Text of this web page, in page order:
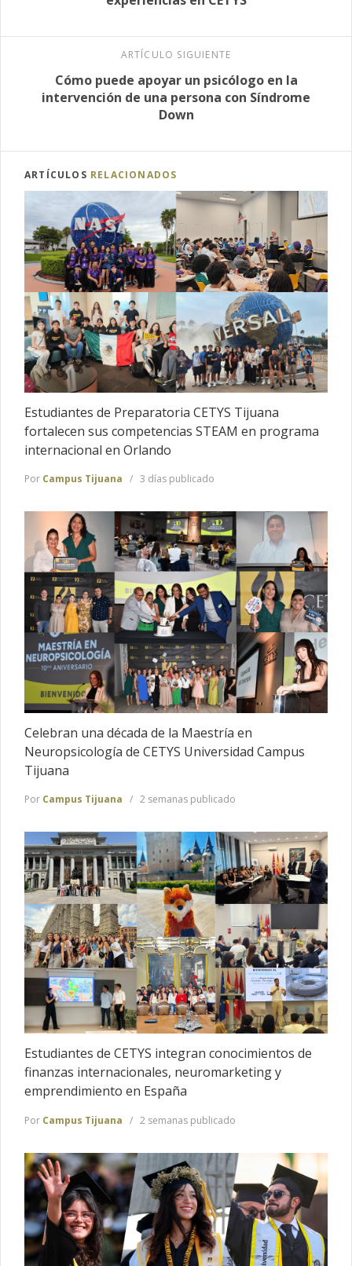
ARTÍCULO SIGUIENTE
Cómo puede apoyar un psicólogo en la
intervención de una persona con Síndrome
Down
ARTÍCULOS RELACIONADOS
Estudiantes de Preparatoria CETYS Tijuana
fortalecen sus competencias STEAM en programa
internacional en Orlando
Por Campus Tijuana 3 días publicado
Celebran una década de la Maestría en
Neuropsicología de CETYS Universidad Campus
Tijuana
Por Campus Tijuana 2 semanas publicado
Estudiantes de CETYS integran conocimientos de
finanzas internacionales, neuromarketing y
emprendimiento en España
Por Campus Tijuana 2 semanas publicado